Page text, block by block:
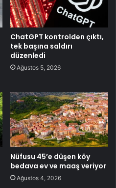
ChatGPT kontrolden çıktı,
tek başına saldırı
düzenledi
Ağustos 5, 2026
Nüfusu 45’e düşen köy
bedava ev ve maaş veriyor
Ağustos 4, 2026